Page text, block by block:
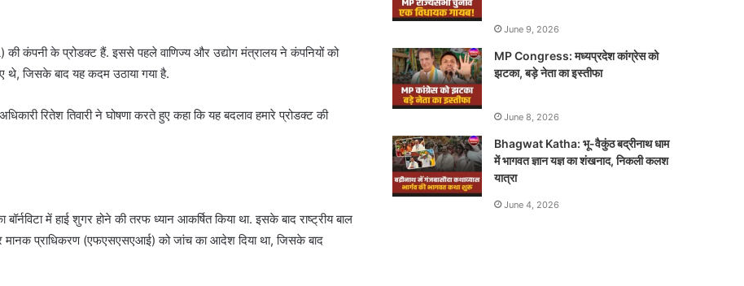
की कंपनी के प्रोडक्ट हैं. इससे पहले वाणिज्य और उद्योग मंत्रालय ने कंपनियों को
थे, जिसके बाद यह कदम उठाया गया है.
रितेश तिवारी ने घोषणा करते हुए कहा कि यह बदलाव हमारे प्रोडक्ट की
में हाई शुगर होने की तरफ ध्यान आकर्षित किया था. इसके बाद राष्ट्रीय बाल
मानक प्राधिकरण (एफएसएसएआई) को जांच का आदेश दिया था, जिसके बाद
June 9, 2026
MP Congress: मध्यप्रदेश कांग्रेस को
झटका, बड़े नेता का इस्तीफा
June 8, 2026
Bhagwat Katha: भू-वैकुंठ बद्रीनाथ धाम
में भागवत ज्ञान यज्ञ का शंखनाद, निकली कलश
यात्रा
June 4, 2026